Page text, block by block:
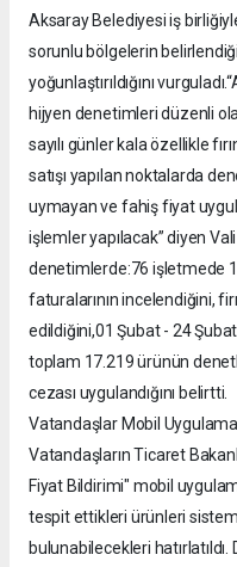
Aksaray Belediyesi iş
sorunlu bölgelerin
yoğunlaştırıldığını
hijyen denetimleri düzenli
sayılı günler kala özellikle
satışı yapılan noktalarda
uymayan ve fahiş fiyat
işlemler yapılacak” diyen
denetimlerde:76 işletmede
faturalarının incelendiğini,
edildiğini,01 Şubat - 24
toplam 17.219 ürünün
cezası uygulandığını belirtti.
Vatandaşlar Mobil
Vatandaşların Ticaret
Fiyat Bildirimi" mobil
tespit ettikleri ürünleri
bulunabilecekleri